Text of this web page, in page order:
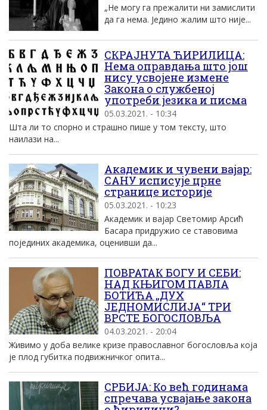
„Не могу га прежалити ни замислити
да га нема. Једино жалим што није...
СКРАЈНУТА ЋИРИЛИЦА:
Нема оправдања што још
нису усвојене измене
Закона о службеној
употреби језика и писма
05.03.2021. - 10:34
Шта ли то спорно и страшно пише у том тексту, што
наилази на...
Академик и чувени вајар:
САНУ исписује црне
странице историје
05.03.2021. - 10:23
Академик и вајар Светомир Арсић
Басара придружио се ставовима
појединих академика, оценивши да...
ПОВРАТАК БОГУ И СЕБИ:
НАД КЊИГОМ ПАВЛА
БОТИЋА „ДУХ
ЈЕДНОМИСЛИЈА“ ТРИ
ВРСТЕ БОГОСЛОВЉА
04.03.2021. - 20:04
Живимо у доба велике кризе православног богословља која
је плод губитка подвижничког опита...
СРБИЈА: Ко већ годинама
спречава усвајање закона